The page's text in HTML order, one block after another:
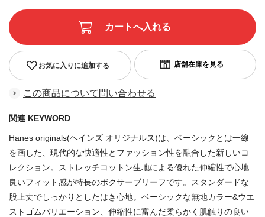
お気に入りに追加する
この商品について問い合わせる
関連 KEYWORD
Hanes originals(ヘインズ オリジナルス)は、ベーシックとは一線
を画した、現代的な快適性とファッション性を融合した新しいコ
レクション。ストレッチコットン生地による優れた伸縮性で心地
良いフィット感が特長のボクサーブリーフです。スタンダードな
股上丈でしっかりとしたはき心地。ベーシックな無地カラー&ウエ
ストゴムバリエーション、伸縮性に富んだ柔らかく肌触りの良い